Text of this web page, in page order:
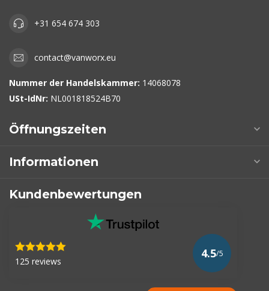
+31 654 674 303
contact@vanworx.eu
Nummer der Handelskammer: 14068078
USt-IdNr: NL001818524B70
Öffnungszeiten
Informationen
Kundenbewertungen
125 reviews
4.5/5